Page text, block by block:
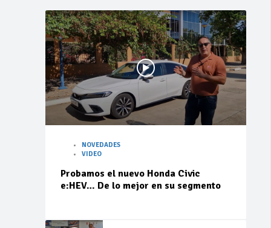
NOVEDADES
VIDEO
Probamos el nuevo Honda Civic
e:HEV… De lo mejor en su segmento